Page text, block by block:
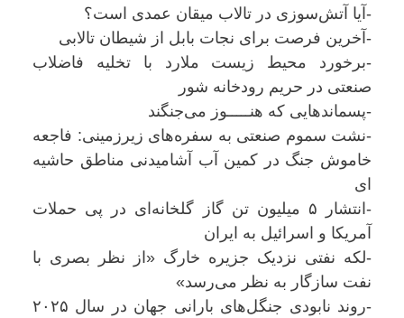
-آیا آتش‌سوزی در تالاب میقان عمدی است؟
-آخرین فرصت برای نجات بابل از شیطان تالابی
-برخورد محیط زیست ملارد با تخلیه فاضلاب
صنعتی در حریم رودخانه شور
-پسماندهایی که هنـــــوز می‌جنگند
-نشت سموم صنعتی به سفره‌های زیرزمینی: فاجعه
خاموش جنگ در کمین آب آشامیدنی مناطق حاشیه
-انتشار ۵ میلیون تن گاز گلخانه‌ای در پی حملات
آمریکا و اسرائیل به ایران
-لکه نفتی نزدیک جزیره خارگ «از نظر بصری با
نفت سازگار به نظر می‌رسد»
-روند نابودی جنگل‌های بارانی جهان در سال ۲۰۲۵